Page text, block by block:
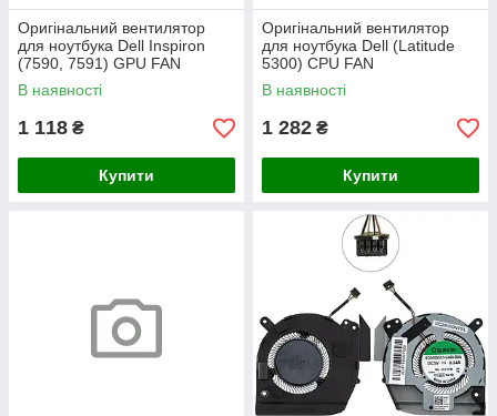
Оригінальний вентилятор
для ноутбука Dell Inspiron
(7590, 7591) GPU FAN
В наявності
1 118 ₴
Купити
Оригінальний вентилятор
для ноутбука Dell (Latitude
5300) CPU FAN
В наявності
1 282 ₴
Купити